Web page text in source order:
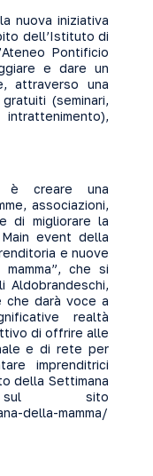
nuova iniziativa
dell’Istituto di
Pontificio
e dare un
attraverso una
(seminari,
è creare una
associazioni,
di migliorare la
event della
e nuove
che si
Aldobrandeschi,
che darà voce a
realtà
di offrire alle
e di rete per
imprenditrici
della Settimana
sito
della-mamma/